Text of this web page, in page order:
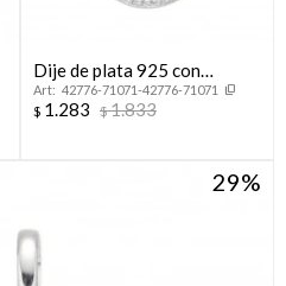
Dije de plata 925 con
circonias, FLOR DE LOTO.
42776-71071-42776-71071
$ 1.283 $1.833
29